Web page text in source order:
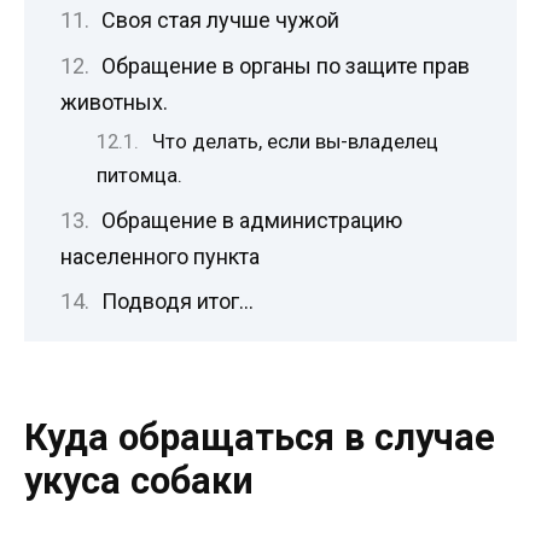
Своя стая лучше чужой
Обращение в органы по защите прав
животных.
Что делать, если вы-владелец
питомца.
Обращение в администрацию
населенного пункта
Подводя итог…
Куда обращаться в случае
укуса собаки